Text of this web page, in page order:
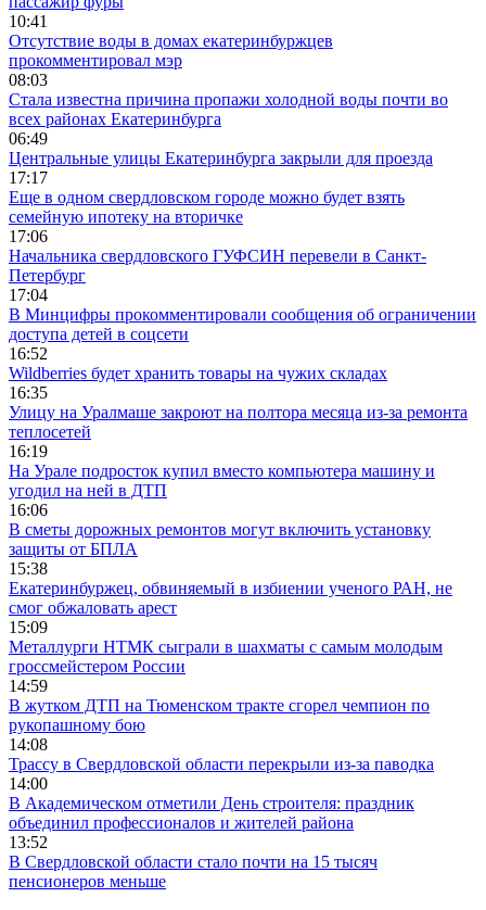
10:41
Отсутствие воды в домах екатеринбуржцев
прокомментировал мэр
08:03
Стала известна причина пропажи холодной воды почти во
всех районах Екатеринбурга
06:49
Центральные улицы Екатеринбурга закрыли для проезда
17:17
Еще в одном свердловском городе можно будет взять
семейную ипотеку на вторичке
17:06
Начальника свердловского ГУФСИН перевели в Санкт-
Петербург
17:04
В Минцифры прокомментировали сообщения об ограничении
доступа детей в соцсети
16:52
Wildberries будет хранить товары на чужих складах
16:35
Улицу на Уралмаше закроют на полтора месяца из-за ремонта
теплосетей
16:19
На Урале подросток купил вместо компьютера машину и
угодил на ней в ДТП
16:06
В сметы дорожных ремонтов могут включить установку
защиты от БПЛА
15:38
Екатеринбуржец, обвиняемый в избиении ученого РАН, не
смог обжаловать арест
15:09
Металлурги НТМК сыграли в шахматы с самым молодым
гроссмейстером России
14:59
В жутком ДТП на Тюменском тракте сгорел чемпион по
рукопашному бою
14:08
Трассу в Свердловской области перекрыли из-за паводка
14:00
В Академическом отметили День строителя: праздник
объединил профессионалов и жителей района
13:52
В Свердловской области стало почти на 15 тысяч
пенсионеров меньше